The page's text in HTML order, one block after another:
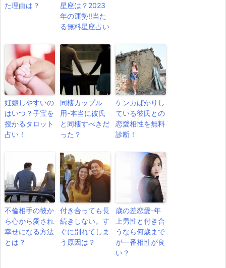
た理由は？
星座は？2023
年の運勢!!当た
る無料星座占い
妊娠しやすいの
はいつ？子宝を
授かるタロット
占い！
同棲カップル
用-本当に彼氏
と同棲すべきだ
った？
ケンカばかりし
ている彼氏との
恋愛相性を無料
診断！
不倫相手の彼か
ら心から愛され
幸せになる方法
とは？
付き合っても長
続きしない。す
ぐに別れてしま
う原因は？
歳の差恋愛-年
上男性と付き合
うなら何歳まで
が一番相性が良
い？